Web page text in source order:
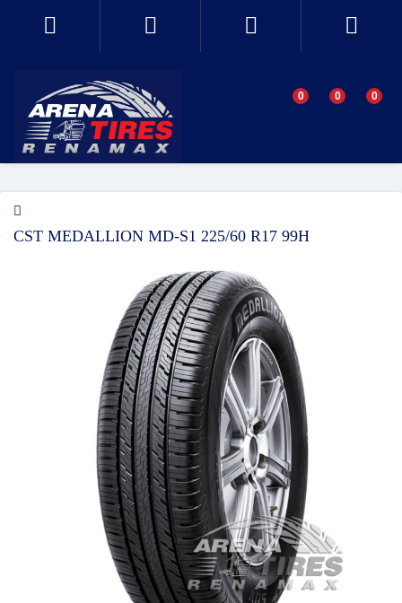
0 0 0
CST MEDALLION MD-S1 225/60 R17 99H